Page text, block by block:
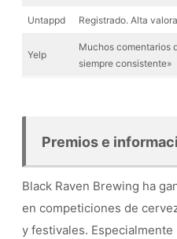
Untappd Registrado. Alta
Yelp
Muchos comentarios
siempre consistente»
Premios e
Black Raven Brewing ha
en competiciones de
y festivales.